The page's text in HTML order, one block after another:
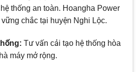
thống an toàn. Hoangha Power
vững chắc tại huyện Nghi Lộc.
Tư vấn cải tạo hệ thống hòa
máy mở rộng.